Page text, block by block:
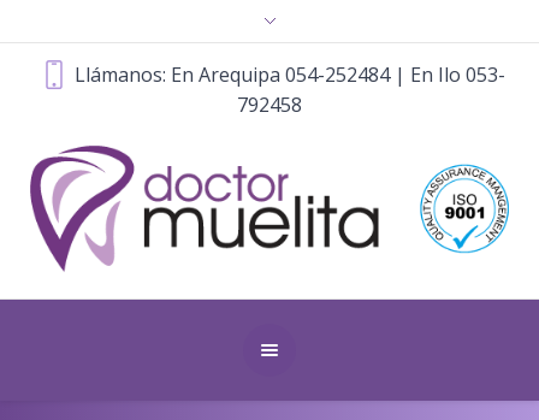
Llámanos: En Arequipa 054-252484 | En Ilo 053-
792458